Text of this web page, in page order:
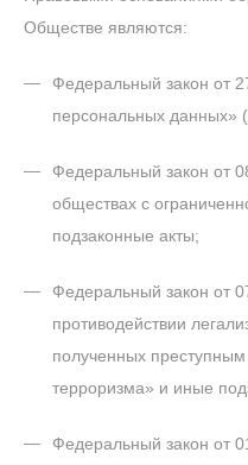
Обществе являются:
Федеральный закон от
персональных
Федеральный закон от
обществах с
подзаконные акты;
Федеральный закон от
противодействии
полученных
терроризма» и иные
Федеральный закон от